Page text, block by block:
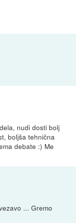
nudi dosti bolj
boljša tehnična
debate :) Me
... Gremo